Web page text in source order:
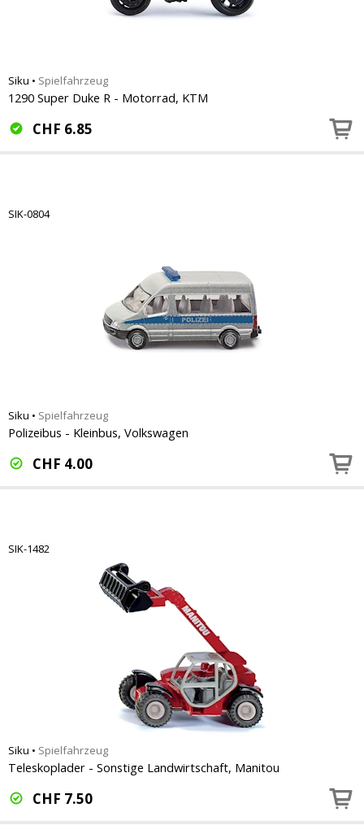
Siku • Spielfahrzeug
1290 Super Duke R - Motorrad, KTM
CHF 6.85
SIK-0804
Siku • Spielfahrzeug
Polizeibus - Kleinbus, Volkswagen
CHF 4.00
SIK-1482
Siku • Spielfahrzeug
Teleskoplader - Sonstige Landwirtschaft, Manitou
CHF 7.50